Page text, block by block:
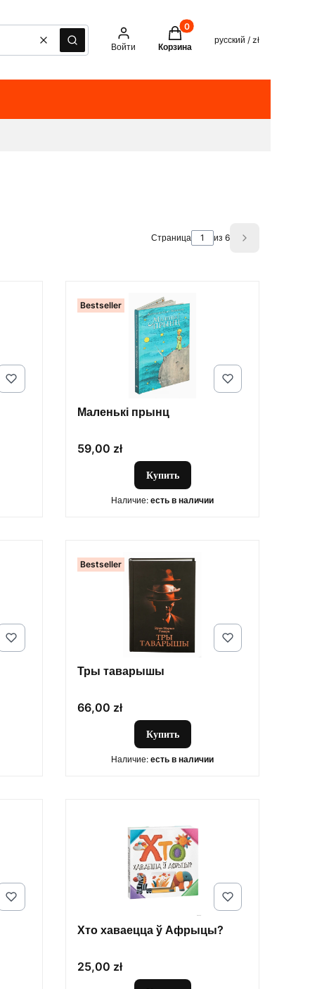
ОчиститьПоиск Войти
Товары в корзине: 0. See
Корзина
русский / zł
Страница из 6 Next
Bestseller
Маленькі прынц
Цена
59,00 zł
Купить
Наличие: есть в наличии
Bestseller
Тры таварышы
Цена
66,00 zł
Купить
Наличие: есть в наличии
Хто хаваецца ў Афрыцы?
Цена
25,00 zł